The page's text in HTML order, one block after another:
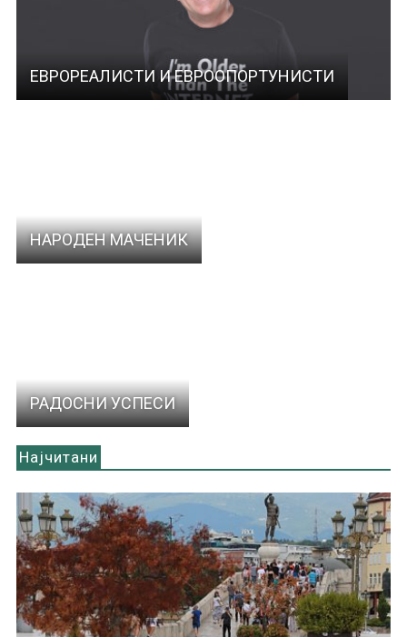
ЕВРОРЕАЛИСТИ И ЕВРООПОРТУНИСТИ
НАРОДЕН МАЧЕНИК
РАДОСНИ УСПЕСИ
Најчитани